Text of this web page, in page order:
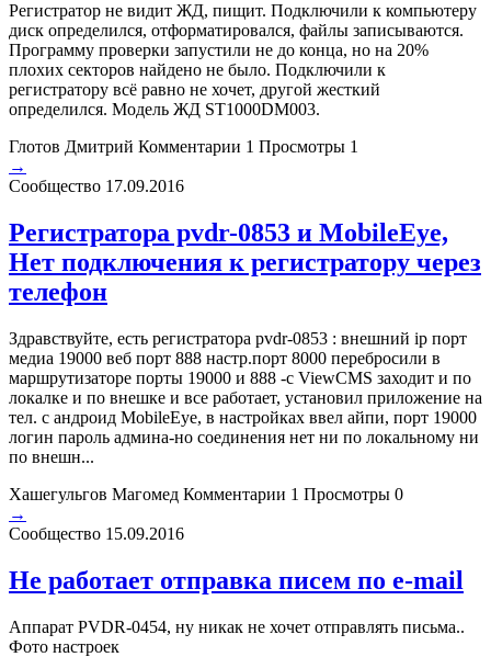
Регистратор не видит ЖД, пищит. Подключили к компьютеру
диск определился, отформатировался, файлы записываются.
Программу проверки запустили не до конца, но на 20%
плохих секторов найдено не было. Подключили к
регистратору всё равно не хочет, другой жесткий
определился. Модель ЖД ST1000DM003.
Глотов Дмитрий Комментарии 1 Просмотры 1
→
Сообщество 17.09.2016
Регистратора pvdr-0853 и MobileEye,
Нет подключения к регистратору через
телефон
Здравствуйте, есть регистратора pvdr-0853 : внешний ip порт
медиа 19000 веб порт 888 настр.порт 8000 перебросили в
маршрутизаторе порты 19000 и 888 -с ViewCMS заходит и по
локалке и по внешке и все работает, установил приложение на
тел. с андроид MobileEye, в настройках ввел айпи, порт 19000
логин пароль админа-но соединения нет ни по локальному ни
по внешн...
Хашегульгов Магомед Комментарии 1 Просмотры 0
→
Сообщество 15.09.2016
Не работает отправка писем по e-mail
Аппарат PVDR-0454, ну никак не хочет отправлять письма..
Фото настроек